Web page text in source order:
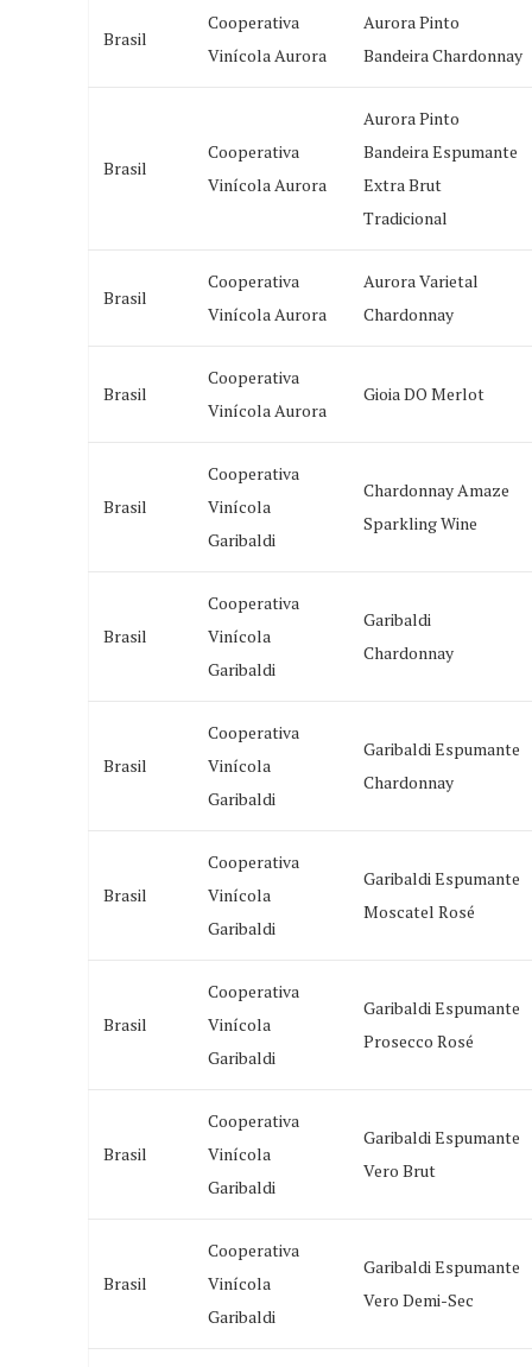
Brasil
Cooperativa
Vinícola Aurora
Aurora Pinto
Bandeira Chardonnay
Brasil
Cooperativa
Vinícola Aurora
Aurora Pinto
Bandeira Espumante
Extra Brut
Tradicional
Brasil
Cooperativa
Vinícola Aurora
Aurora Varietal
Chardonnay
Brasil
Cooperativa
Vinícola Aurora
Gioia DO Merlot
Brasil
Cooperativa
Vinícola
Garibaldi
Chardonnay Amaze
Sparkling Wine
Brasil
Cooperativa
Vinícola
Garibaldi
Garibaldi
Chardonnay
Brasil
Cooperativa
Vinícola
Garibaldi
Garibaldi Espumante
Chardonnay
Brasil
Cooperativa
Vinícola
Garibaldi
Garibaldi Espumante
Moscatel Rosé
Brasil
Cooperativa
Vinícola
Garibaldi
Garibaldi Espumante
Prosecco Rosé
Brasil
Cooperativa
Vinícola
Garibaldi
Garibaldi Espumante
Vero Brut
Brasil
Cooperativa
Vinícola
Garibaldi
Garibaldi Espumante
Vero Demi-Sec